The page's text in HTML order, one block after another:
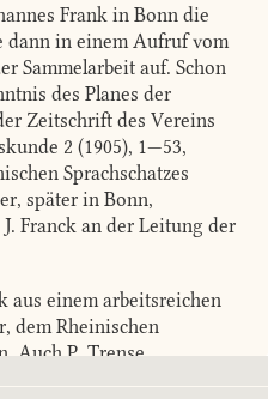
Frank in Bonn die
dann in einem Aufruf vom
Sammelarbeit auf. Schon
des Planes der
Zeitschrift des Vereins
2 (1905), 1—53,
Sprachschatzes
später in Bonn,
Franck an der Leitung der
aus einem arbeitsreichen
dem Rheinischen
Auch P. Trense,
Teiles